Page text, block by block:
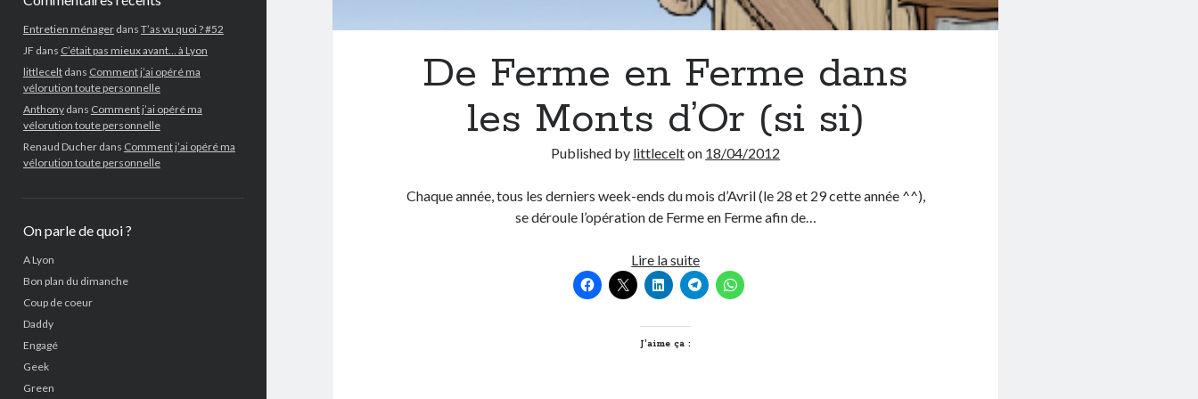
Entretien ménagerdans T’as vu quoi ? #52
JF dans C’était pas mieux avant… à Lyon
littleceltdans Comment j’ai opéré ma
vélorution toute personnelle
Anthonydans Comment j’ai opéré ma
vélorution toute personnelle
Renaud Ducherdans Comment j’ai opéré ma
vélorution toute personnelle
On parle de quoi ?
A Lyon
Bon plan du dimanche
Coup de coeur
Daddy
Engagé
Geek
Green
De Ferme en Ferme dans
les Monts d’Or (si si)
Published by littlecelton 18/04/2012
Chaque année, tous les derniers week-ends du mois d’Avril (le 28 et 29 cette année ^^),
se déroule l’opération de Ferme en Ferme afin de…
Lire la suiteDe
Ferme
en
J’aime ça :